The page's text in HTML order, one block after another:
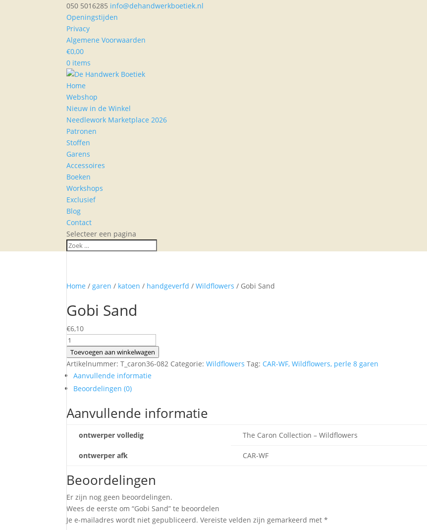
050 5016285 info@dehandwerkboetiek.nl
Openingstijden
Privacy
Algemene Voorwaarden
€0,00
0 items
Home
Webshop
Nieuw in de Winkel
Needlework Marketplace 2026
Patronen
Stoffen
Garens
Accessoires
Boeken
Workshops
Exclusief
Blog
Contact
Selecteer een pagina
Home /garen / katoen / handgeverfd /Wildflowers / Gobi Sand
Gobi Sand
€6,10
Gobi
Sand
aantal
Toevoegen aan winkelwagen
Artikelnummer:T_caron36-082 Categorie:Wildflowers Tag: CAR-WF, Wildflowers, perle 8 garen
Aanvullende informatie
Beoordelingen (0)
Aanvullende informatie
ontwerper volledig The Caron Collection – Wildflowers
ontwerper afk CAR-WF
Beoordelingen
Er zijn nog geen beoordelingen.
Wees de eerste om “Gobi Sand” te beoordelen
Je e-mailadres wordt niet gepubliceerd. Vereiste velden zijn gemarkeerd met*